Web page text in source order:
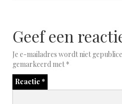
Geef een
Je e-mailadres wordt niet
gemarkeerd met*
Reactie *